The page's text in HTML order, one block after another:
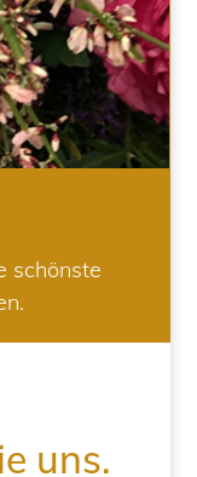
schönste
uns.